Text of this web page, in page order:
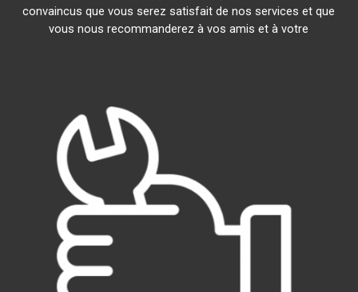
convaincus que vous serez satisfait de nos services et que
vous nous recommanderez à vos amis et à votre